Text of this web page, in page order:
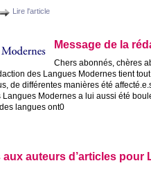
Lire l'article
Message de la
Chers abonnés, chères
des Langues Modernes tient
de différentes manières été
Modernes a lui aussi été
langues ont0
auteurs d’articles pour